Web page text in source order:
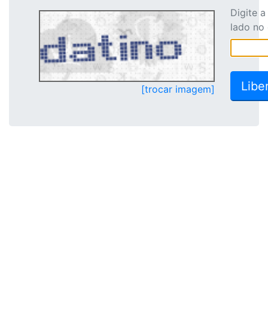
[trocar imagem]
Digite
lado no